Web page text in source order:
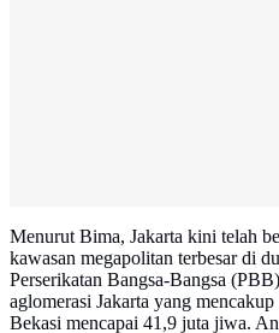
Menurut Bima, Jakarta kini telah
kawasan megapolitan terbesar di
Perserikatan Bangsa-Bangsa
aglomerasi Jakarta yang
Bekasi mencapai 41,9 juta jiwa.